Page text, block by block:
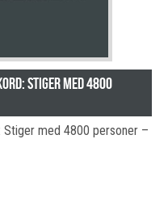
Stiger med 4800
med 4800 personer –